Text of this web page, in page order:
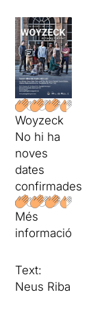
Woyzeck
No hi ha
noves
dates
confirmades
Més
informació
Text:
Neus Riba